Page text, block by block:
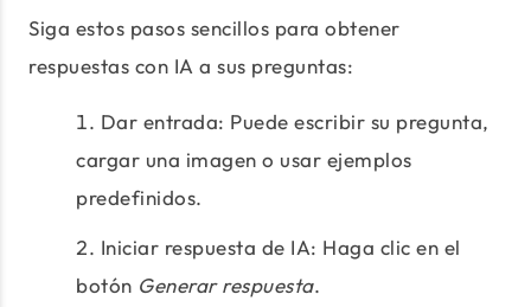
Siga estos pasos sencillos para obtener
respuestas con IA a sus preguntas:
Dar entrada: Puede escribir su pregunta,
cargar una imagen o usar ejemplos
predefinidos.
Iniciar respuesta de IA: Haga clic en el
botón Generar respuesta.